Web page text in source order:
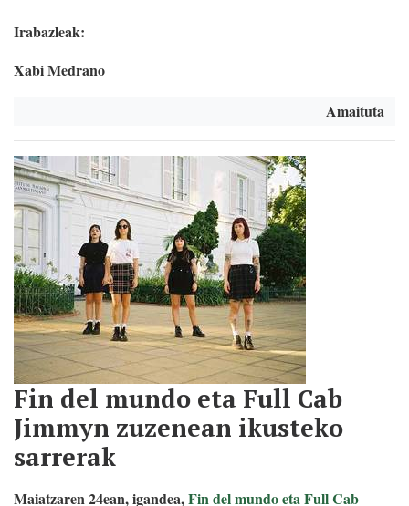
Irabazleak:
Xabi Medrano
Amaituta
Fin del mundo eta Full Cab
Jimmyn zuzenean ikusteko
sarrerak
Maiatzaren 24ean, igandea,Fin del mundo eta Full Cab